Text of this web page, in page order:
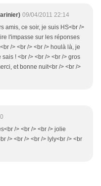
09/04/2011 22:14
amis, ce soir, je suis HS<br />
l'impasse sur les réponses
/> <br /> <br /> houlà là, je
! <br /> <br /> <br /> gros
et bonne nuit<br /> <br />
/> <br /> <br /> jolie
/> <br /> <br /> lyly<br /> <br